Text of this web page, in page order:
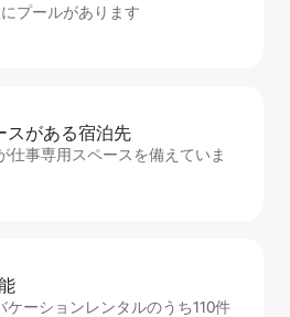
プールがあります
スがあ⁠る宿⁠泊⁠先
仕事専用スペースを備えていま
ケーションレンタルのうち110件